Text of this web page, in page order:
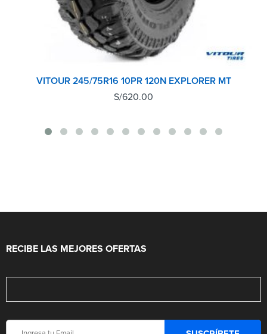
VITOUR 245/75R16 10PR 120N EXPLORER MT
S/620.00
RECIBE LAS MEJORES OFERTAS